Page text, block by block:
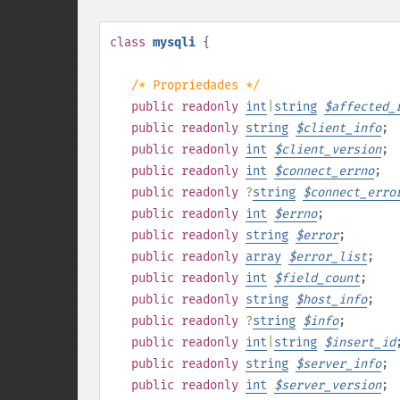
class mysqli {
/* Propriedades */
public readonly int string $
public readonly string $client_info;
public readonly int $client_version;
public readonly int $connect_errno;
public readonly ?string $
public readonly int $errno;
public readonly string $error;
public readonly array $error_list;
public readonly int $field_count;
public readonly string $host_info;
public readonly ?string $info;
public readonly int string $insert_id;
public readonly string $server_info;
public readonly int $server_version;